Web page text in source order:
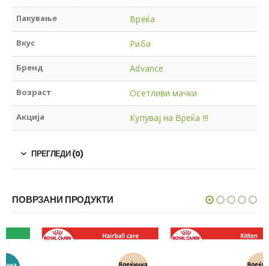
Пакување Вреќа
Вкус Риба
Бренд Advance
Возраст Осетливи мачки
Акција Купувај на Вреќа !!!
ПРЕГЛЕДИ (0)
ПОВРЗАНИ ПРОДУКТИ